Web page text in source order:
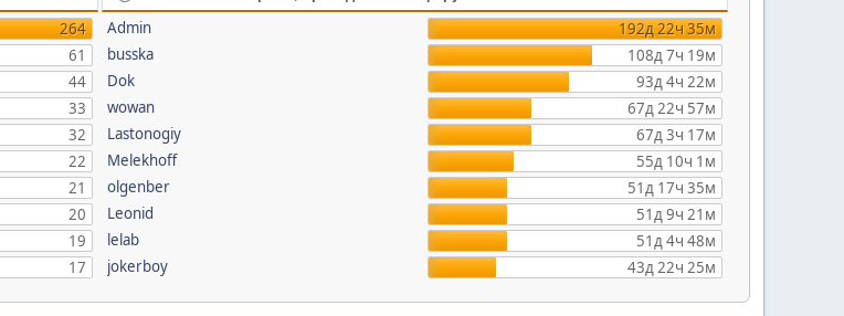
264
61
44
33
32
22
21
20
19
17
Admin
192д 22ч 35м
busska
108д 7ч 19м
Dok
93д 4ч 22м
wowan
67д 22ч 57м
Lastonogiy
67д 3ч 17м
Melekhoff
55д 10ч 1м
olgenber
51д 17ч 35м
Leonid
51д 9ч 21м
lelab
51д 4ч 48м
jokerboy
43д 22ч 25м